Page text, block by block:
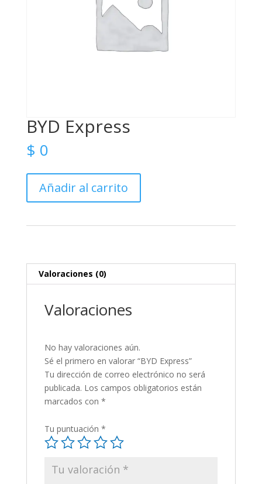
BYD Express
$ 0
Express
cantidad
Añadir al carrito
Valoraciones (0)
Valoraciones
No hay valoraciones aún.
Sé el primero en valorar “BYD Express”
Tu dirección de correo electrónico no será
publicada. Los campos obligatorios están
marcados con *
Tu puntuación *